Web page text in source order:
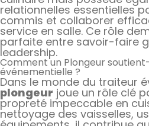
relationnelles essentielles
commis et collaborer
service en salle. Ce rôle
parfaite entre savoir-faire
leadership.
Comment un Plongeur
événementielle ?
Dans le monde du traiteur
plongeur joue un rôle clé
propreté impeccable en
nettoyage des vaisselles,